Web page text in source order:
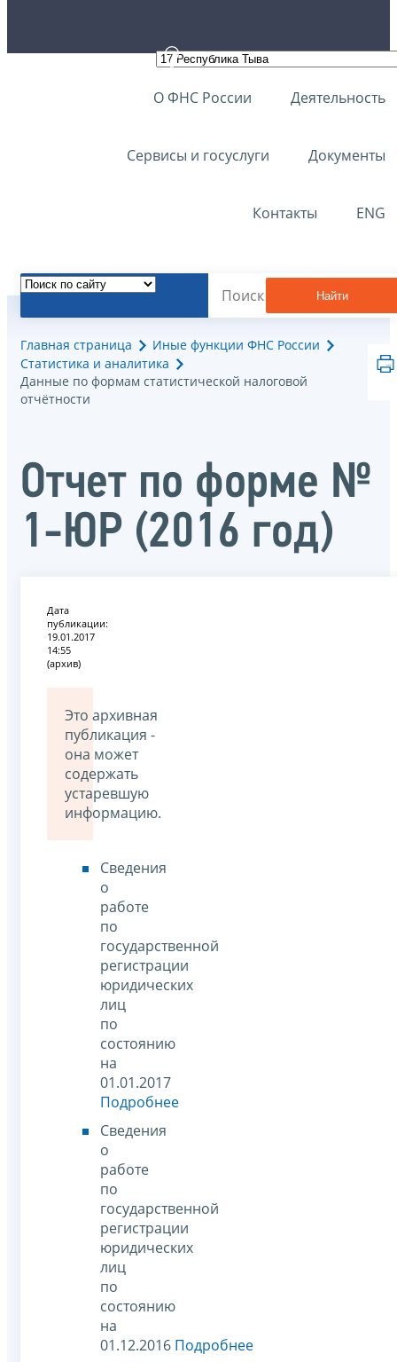
О ФНС России Деятельность
Сервисы и госуслуги Документы
Контакты ENG
Найти
Главная страница
Иные функции ФНС России
Статистика и аналитика
Данные по формам статистической налоговой
отчётности
Отчет по форме №
1-ЮР (2016 год)
Дата
публикации:
19.01.2017
14:55
(архив)
Это архивная
публикация -
она может
содержать
устаревшую
информацию.
Сведения
о
работе
по
государственной
регистрации
юридических
лиц
по
состоянию
на
01.01.2017
Подробнее
Сведения
о
работе
по
государственной
регистрации
юридических
лиц
по
состоянию
на
01.12.2016 Подробнее